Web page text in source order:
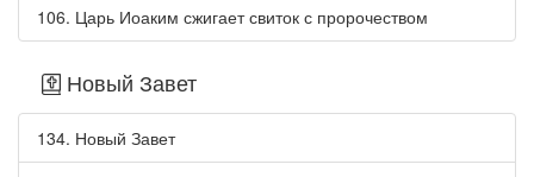
106. Царь Иоаким сжигает свиток с пророчеством
Новый Завет
134. Новый Завет